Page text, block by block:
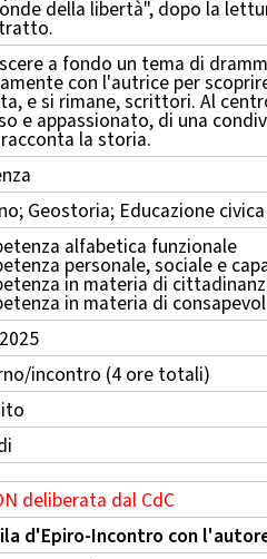
della libertà", dopo la
a fondo un tema di
con l'autrice per
e si rimane, scrittori. Al
e appassionato, di una
la storia.
Geostoria; Educazione civica
alfabetica funzionale
personale, sociale e
in materia di
in materia di
incontro (4 ore totali)
deliberata dal CdC
d'Epiro-Incontro con